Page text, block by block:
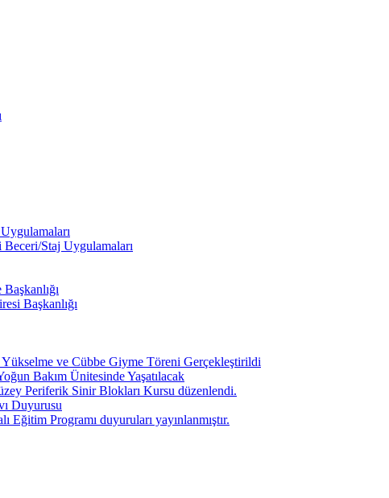
Staj Uygulamaları
Başkanlığı
ve Cübbe Giyme Töreni Gerçekleştirildi
Bakım Ünitesinde Yaşatılacak
Periferik Sinir Blokları Kursu düzenlendi.
Duyurusu
Eğitim Programı duyuruları yayınlanmıştır.